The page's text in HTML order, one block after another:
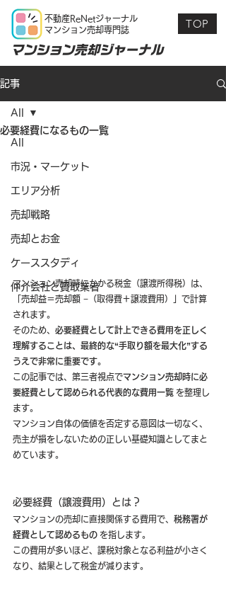
不動産ReNetジャーナル
マンション売却専門誌
マンション売却ジャーナル
TOP
記事
All
市況・マーケット
エリア分析
売却戦略
売却とお金
ケーススタディ
仲介会社と買取業者
All
必要経費になるもの一覧
マンション売却時にかかる税金（譲渡所得税）は、
「売却益＝売却額 −（取得費＋譲渡費用）」で計算
されます。
そのため、 必要経費として計上できる費用を正しく
理解することは、最終的な“手取り額を最大化”する
うえで非常に重要です。
この記事では、第三者視点でマンション売却時に必
要経費として認められる代表的な費用一覧 を整理し
ます。
マンション自体の価値を否定する意図は一切なく、
売主が損をしないための正しい基礎知識としてまと
めています。
必要経費（譲渡費用）とは？
マンションの売却に直接関係する費用で、 税務署が
経費として認めるもの を指します。
この費用が多いほど、課税対象となる利益が小さく
なり、結果として税金が減ります。